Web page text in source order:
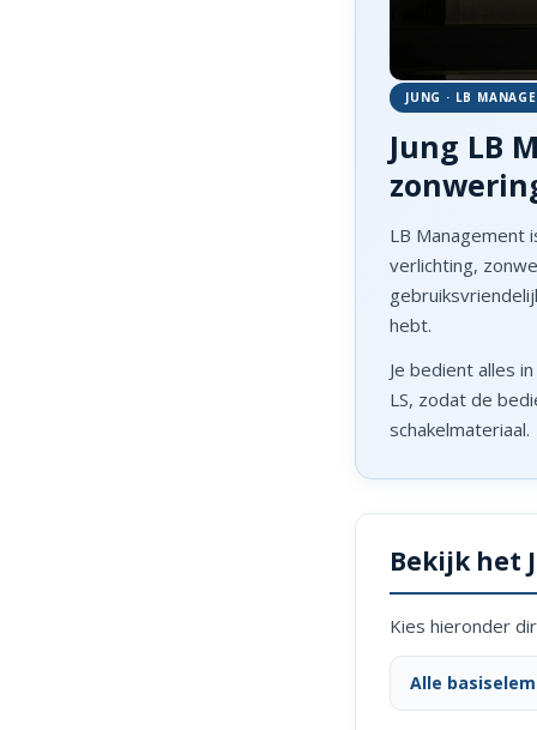
JUNG · LB
Jung LB
LB Management
verlichting,
hebt.
Je bedient alles
LS, zodat de
schakelmateriaal.
Bekijk het
Kies hieronder
Alle